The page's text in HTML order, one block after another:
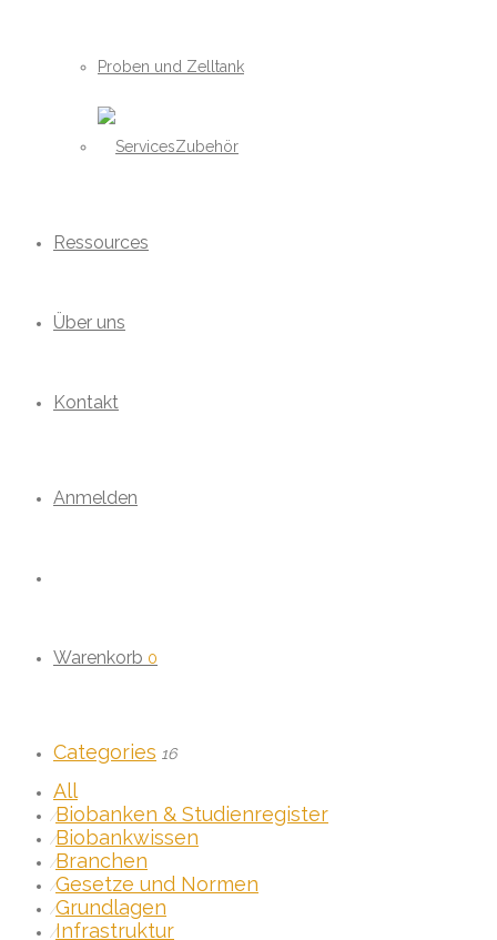
Proben und Zelltank
Zubehör
Ressources
Über uns
Kontakt
Anmelden
Warenkorb 0
Categories 16
All
⁄Biobanken & Studienregister
⁄Biobankwissen
⁄Branchen
⁄Gesetze und Normen
⁄Grundlagen
⁄Infrastruktur